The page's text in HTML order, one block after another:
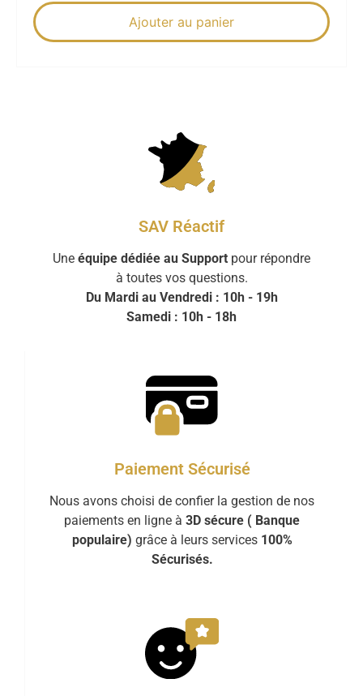
Ajouter au panier
SAV Réactif
Une équipe dédiée au Support pour répondre
à toutes vos questions.
Du Mardi au Vendredi : 10h - 19h
Samedi : 10h - 18h
Paiement Sécurisé
Nous avons choisi de confier la gestion de nos
paiements en ligne à 3D sécure ( Banque
populaire) grâce à leurs services 100%
Sécurisés.